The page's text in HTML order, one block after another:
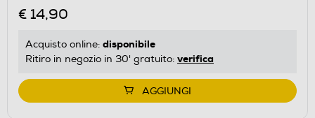
€ 14,90
Acquisto online: disponibile
Ritiro in negozio in 30' gratuito: verifica
AGGIUNGI